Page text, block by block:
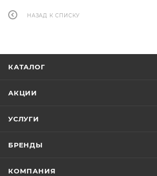
НАЗАД К СПИСКУ
КАТАЛОГ
АКЦИИ
УСЛУГИ
БРЕНДЫ
КОМПАНИЯ